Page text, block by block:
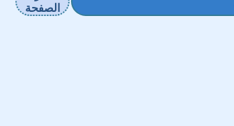
الصفحة